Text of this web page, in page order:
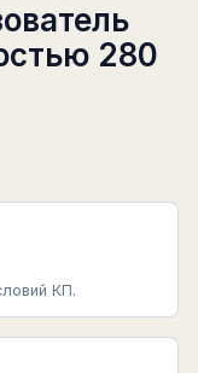
280
КП.